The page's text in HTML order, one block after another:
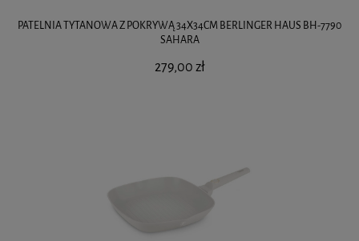
PATELNIA TYTANOWA Z POKRYWĄ 34X34CM BERLINGER HAUS BH-7790
SAHARA
279,00 zł